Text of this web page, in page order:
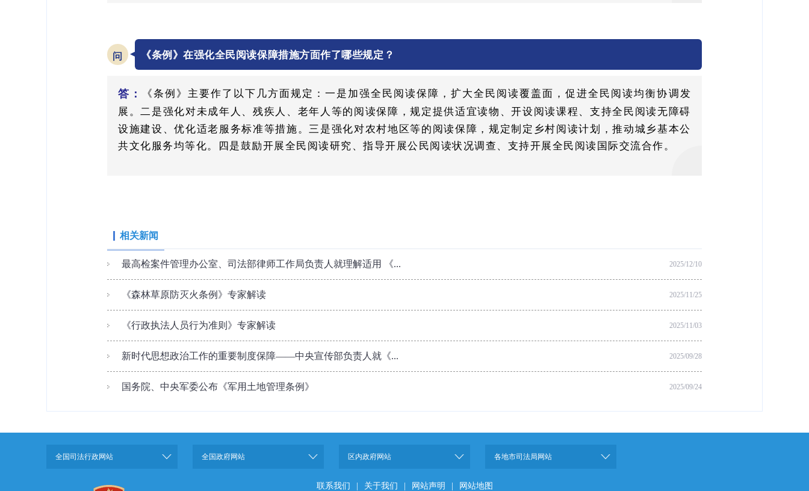
问 《条例》在强化全民阅读保障措施方面作了哪些规定？
答：
《条例》主要作了以下几方面规定：一是加强全民阅读保障，扩大全民阅读覆盖面，促进全民阅读均衡协调发
展。二是强化对未成年人、残疾人、老年人等的阅读保障，规定提供适宜读物、开设阅读课程、支持全民阅读无障碍
设施建设、优化适老服务标准等措施。三是强化对农村地区等的阅读保障，规定制定乡村阅读计划，推动城乡基本公
共文化服务均等化。四是鼓励开展全民阅读研究、指导开展公民阅读状况调查、支持开展全民阅读国际交流合作。
相关新闻
最高检案件管理办公室、司法部律师工作局负责人就理解适用 《... 2025/12/10
《森林草原防灭火条例》专家解读 2025/11/25
《行政执法人员行为准则》专家解读 2025/11/03
新时代思想政治工作的重要制度保障——中央宣传部负责人就《... 2025/09/28
国务院、中央军委公布《军用土地管理条例》 2025/09/24
全国司法行政网站 全国政府网站 区内政府网站 各地市司法局网站
联系我们 关于我们 网站声明 网站地图